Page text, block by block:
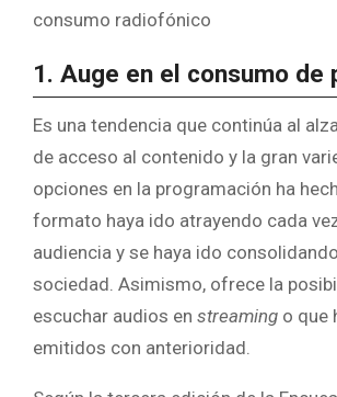
consumo radiofónico
1. Auge en el consumo de
Es una tendencia que continúa al
de acceso al contenido y la gran
opciones en la programación ha
formato haya ido atrayendo cada
audiencia y se haya ido
sociedad. Asimismo, ofrece la
escuchar audios en streaming o que
emitidos con anterioridad.